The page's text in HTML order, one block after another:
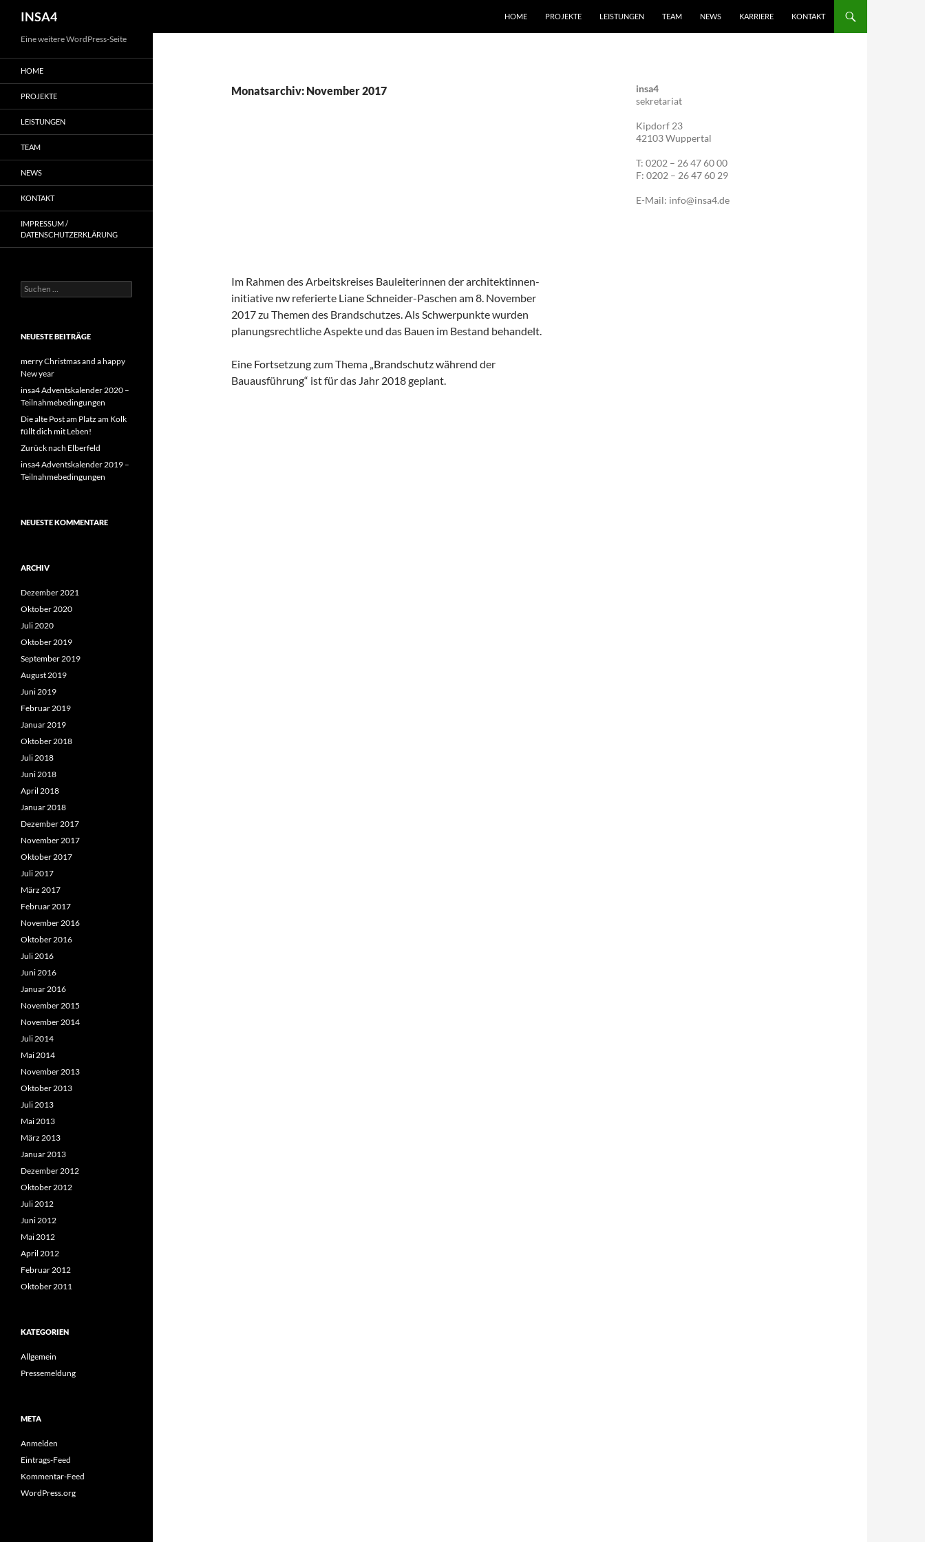
INSA4 HOME PROJEKTE LEISTUNGEN TEAM NEWS KARRIERE KONTAKT
Monatsarchiv: November 2017
Im Rahmen des Arbeitskreises Bauleiterinnen der architektinnen-
initiative nw referierte Liane Schneider-Paschen am 8. November
2017 zu Themen des Brandschutzes. Als Schwerpunkte wurden
planungsrechtliche Aspekte und das Bauen im Bestand behandelt.
Eine Fortsetzung zum Thema „Brandschutz während der
Bauausführung“ ist für das Jahr 2018 geplant.
insa4
sekretariat
Kipdorf 23
42103 Wuppertal
T: 0202 – 26 47 60 00
F: 0202 – 26 47 60 29
E-Mail: info@insa4.de
Eine weitere WordPress-Seite
HOME
PROJEKTE
LEISTUNGEN
TEAM
NEWS
KONTAKT
IMPRESSUM /
DATENSCHUTZERKLÄRUNG
NEUESTE BEITRÄGE
merry Christmas and a happy
New year
insa4 Adventskalender 2020 –
Teilnahmebedingungen
Die alte Post am Platz am Kolk
füllt dich mit Leben!
Zurück nach Elberfeld
insa4 Adventskalender 2019 –
Teilnahmebedingungen
NEUESTE KOMMENTARE
ARCHIV
Dezember 2021
Oktober 2020
Juli 2020
Oktober 2019
September 2019
August 2019
Juni 2019
Februar 2019
Januar 2019
Oktober 2018
Juli 2018
Juni 2018
April 2018
Januar 2018
Dezember 2017
November 2017
Oktober 2017
Juli 2017
März 2017
Februar 2017
November 2016
Oktober 2016
Juli 2016
Juni 2016
Januar 2016
November 2015
November 2014
Juli 2014
Mai 2014
November 2013
Oktober 2013
Juli 2013
Mai 2013
März 2013
Januar 2013
Dezember 2012
Oktober 2012
Juli 2012
Juni 2012
Mai 2012
April 2012
Februar 2012
Oktober 2011
KATEGORIEN
Allgemein
Pressemeldung
META
Anmelden
Eintrags-Feed
Kommentar-Feed
WordPress.org